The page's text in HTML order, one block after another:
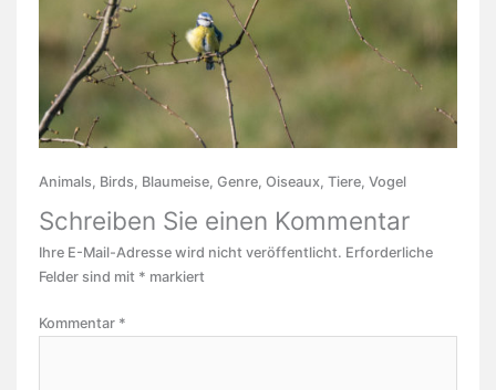
Animals, Birds, Blaumeise, Genre, Oiseaux, Tiere, Vogel
Schreiben Sie einen Kommentar
Ihre E-Mail-Adresse wird nicht veröffentlicht. Erforderliche
Felder sind mit * markiert
Kommentar *